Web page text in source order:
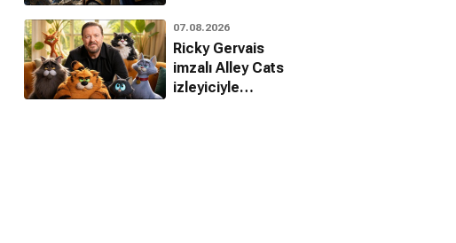
Amazon'da
büyüyor
07.08.2026
Ricky Gervais
imzalı Alley Cats
izleyiciyle